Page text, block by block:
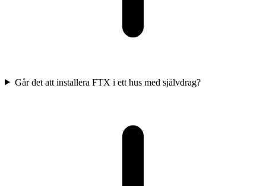
Går det att installera FTX i ett hus med självdrag?